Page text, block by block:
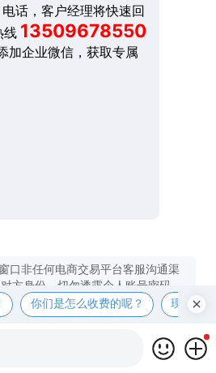
话，客户经理将快速回
线 13509678550
加企业微信，获取专属
口非任何电商交易平台客服沟通渠
方身份，切勿透露个人账号密码、
全的信息！切勿点击陌生链接或扫
涉及资金交易请谨慎，以免上当受
你们是怎么收费的呢？ 现在有